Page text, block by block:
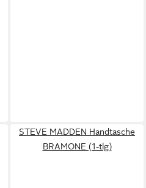
STEVE MADDEN Handtasche
BRAMONE (1-tlg)